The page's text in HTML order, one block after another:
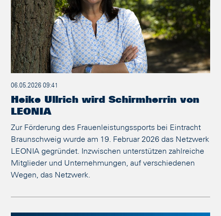
06.05.2026 09:41
Heike Ullrich wird Schirmherrin von
LEONIA
Zur Förderung des Frauenleistungssports bei Eintracht
Braunschweig wurde am 19. Februar 2026 das Netzwerk
LEONIA gegründet. Inzwischen unterstützen zahlreiche
Mitglieder und Unternehmungen, auf verschiedenen
Wegen, das Netzwerk.